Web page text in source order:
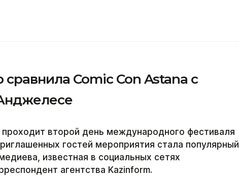
Comic Con Astana с
проходит второй день международного фестиваля
гостей мероприятия стала популярный
известная в социальных сетях
агентства Kazinform.